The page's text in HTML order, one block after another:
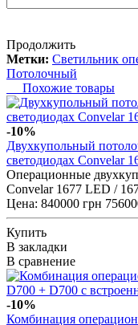
Продолжить
Метки: Светильник
Потолочный
Похожие товары
-10%
Двухкупольный
светодиодах Convelar
Операционные
Convelar 1677 LED /
Цена: 840000 грн
Купить
В закладки
В сравнение
-10%
Комбинация